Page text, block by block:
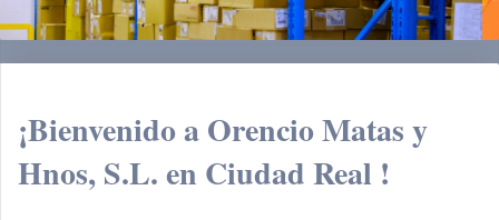
¡Bienvenido aOrencio Matas y
Hnos, S.L.en Ciudad Real !